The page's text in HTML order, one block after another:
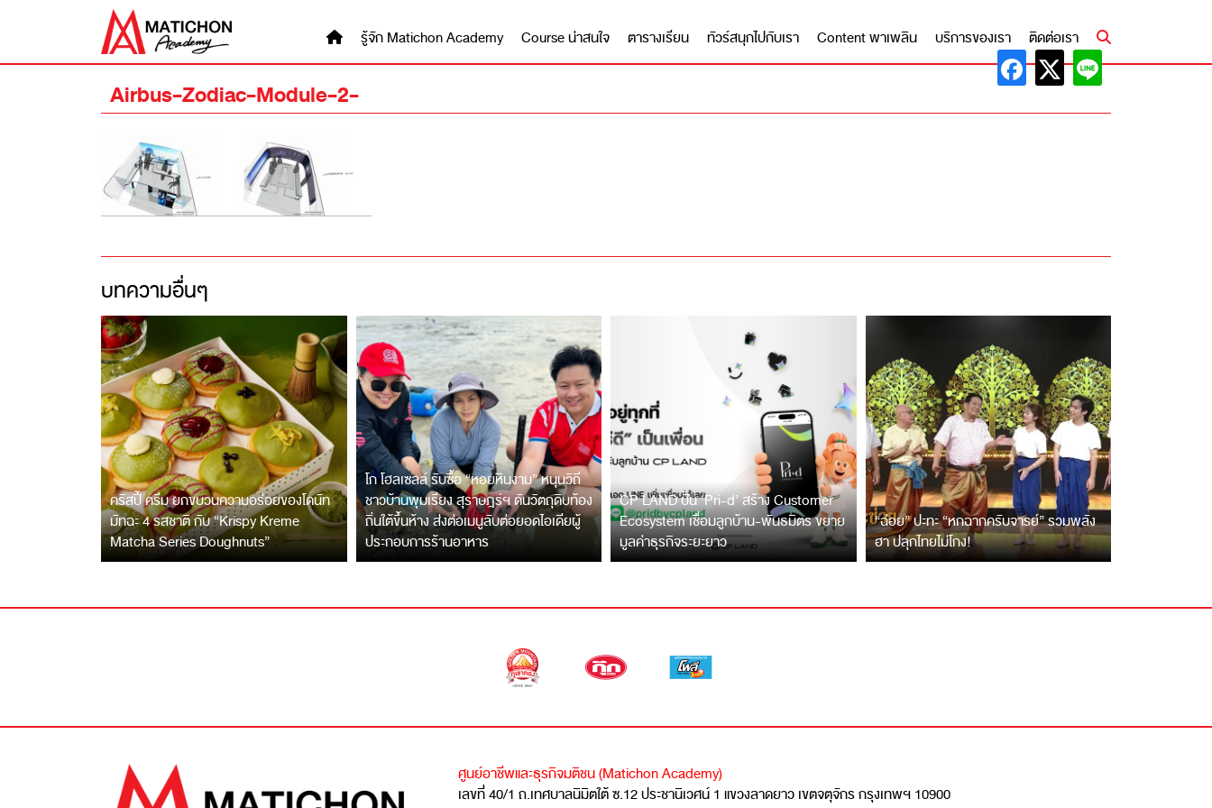
รู้จัก Matichon Academy Course น่าสนใจ ตารางเรียน ทัวร์สนุกไปกับเรา Content พาเพลิน บริการของเรา ติดต่อเรา
Airbus-Zodiac-Module-2-
บทความอื่นๆ
คริสปี้ ครีม ยกขบวนความอร่อยของโดนัท
มัทฉะ 4 รสชาติ กับ “Krispy Kreme
Matcha Series Doughnuts”
โก โฮลเซลล์ รับซื้อ “หอยหินงาม” หนุนวิถี
ชาวบ้านพุมเรียง สุราษฎร์ฯ ดันวัตถุดิบท้อง
ถิ่นใต้ขึ้นห้าง ส่งต่อเมนูลับต่อยอดไอเดียผู้
ประกอบการร้านอาหาร
CP LAND ปั้น ‘Pri-d’ สร้าง Customer
Ecosystem เชื่อมลูกบ้าน-พันธมิตร ขยาย
มูลค่าธุรกิจระยะยาว
“ฉ่อย” ปะทะ “หกฉากครับจารย์” รวมพลัง
ฮา ปลุกไทยไม่โกง!
ศูนย์อาชีพและธุรกิจมติชน (Matichon Academy)
เลขที่ 40/1 ถ.เทศบาลนิมิตใต้ ซ.12 ประชานิเวศน์ 1 แขวงลาดยาว เขตจตุจักร กรุงเทพฯ 10900